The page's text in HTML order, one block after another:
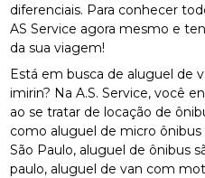
diferenciais. Para conhecer
AS Service agora mesmo e
da sua viagem!
Está em busca de aluguel de
imirin? Na A.S. Service, você
ao se tratar de locação de
como aluguel de micro ônibus
São Paulo, aluguel de ônibus
paulo, aluguel de van com